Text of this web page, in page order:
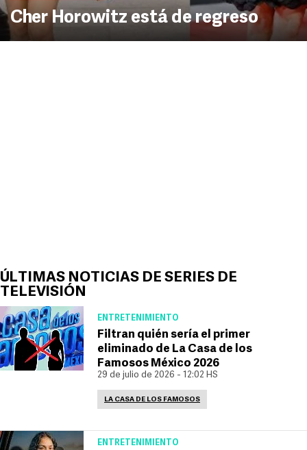
Cher Horowitz está de regreso
ÚLTIMAS NOTICIAS DE SERIES DE
TELEVISIÓN
ENTRETENIMIENTO
Filtran quién sería el primer
eliminado de La Casa de los
Famosos México 2026
29 de julio de 2026 - 12:02 HS
LA CASA DE LOS FAMOSOS
ENTRETENIMIENTO